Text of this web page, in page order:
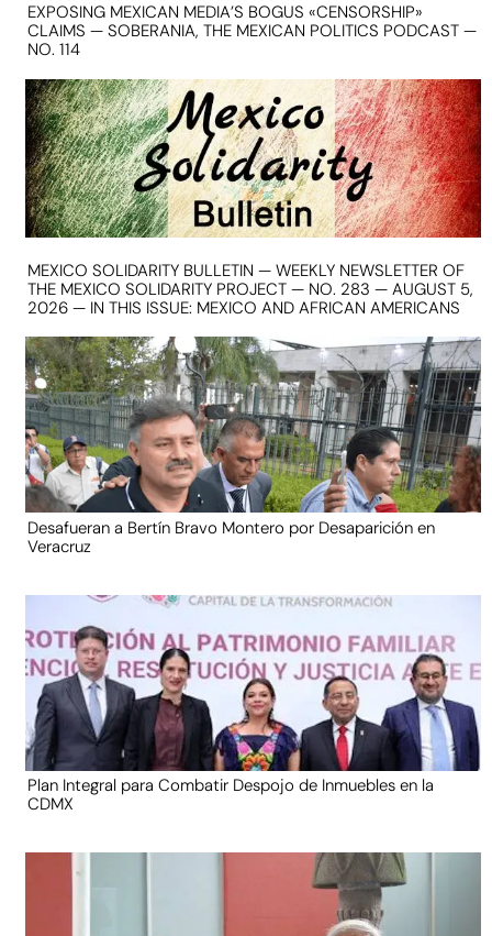
EXPOSING MEXICAN MEDIA’S BOGUS «CENSORSHIP»
CLAIMS — SOBERANIA, THE MEXICAN POLITICS PODCAST —
NO. 114
MEXICO SOLIDARITY BULLETIN — WEEKLY NEWSLETTER OF
THE MEXICO SOLIDARITY PROJECT — NO. 283 — AUGUST 5,
2026 — IN THIS ISSUE: MEXICO AND AFRICAN AMERICANS
Desafueran a Bertín Bravo Montero por Desaparición en
Veracruz
Plan Integral para Combatir Despojo de Inmuebles en la
CDMX